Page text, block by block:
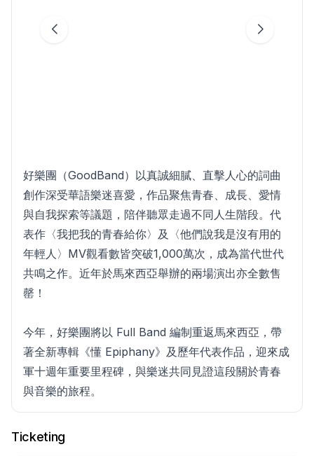
好樂團（GoodBand）以真誠細膩、直擊人心的詞曲
創作深受華語樂迷喜愛，作品聚焦青春、成長、愛情
與自我探索等議題，陪伴聽眾走過不同人生階段。代
表作〈我把我的青春給你〉及〈他們說我是沒有用的
年輕人〉MV觀看數皆突破1,000萬次，成為當代世代
共鳴之作。近年於馬來西亞舉辦的兩場演出亦全數售
罄！
今年，好樂團將以 Full Band 編制重返馬來西亞，帶
著全新專輯《懂 Epiphany》及歷年代表作品，迎來成
軍十週年重要里程碑，與樂迷共同見證這段關於青春
與音樂的旅程。
Ticketing